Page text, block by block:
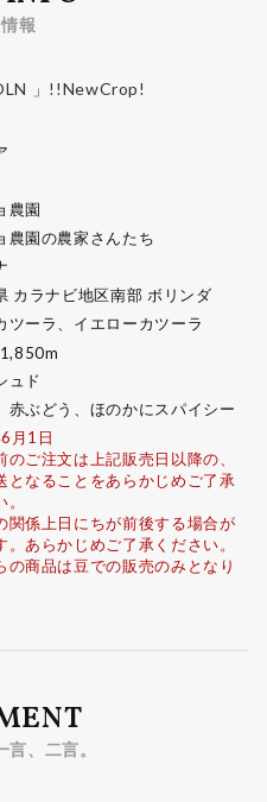
報
」!!NewCrop!
農園
農園の農家さんたち
カラナビ地区南部 ボリンダ
ツーラ、イエローカツーラ
ュド
赤ぶどう、ほのかにスパイシー
月1日
のご注文は上記販売日以降の、
となることをあらかじめご了承
関係上日にちが前後する場合が
。あらかじめご了承ください。
の商品は豆での販売のみとなり
、二言。